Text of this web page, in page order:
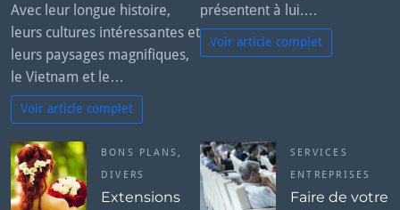
Avec leur longue histoire,
leurs cultures intéressantes et
leurs paysages magnifiques,
le Vietnam et le…
Voir article complet
рréѕеntеnt à luі.…
Voir article complet
BONS PLANS ,
DIVERS
Extensions
SERVICES
ENTREPRISES
Faire de votre